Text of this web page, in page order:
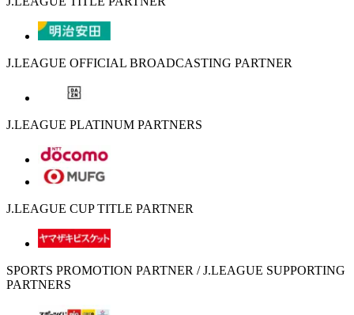
J.LEAGUE OFFICIAL BROADCASTING PARTNER
J.LEAGUE PLATINUM PARTNERS
J.LEAGUE CUP TITLE PARTNER
SPORTS PROMOTION PARTNER / J.LEAGUE SUPPORTING
PARTNERS